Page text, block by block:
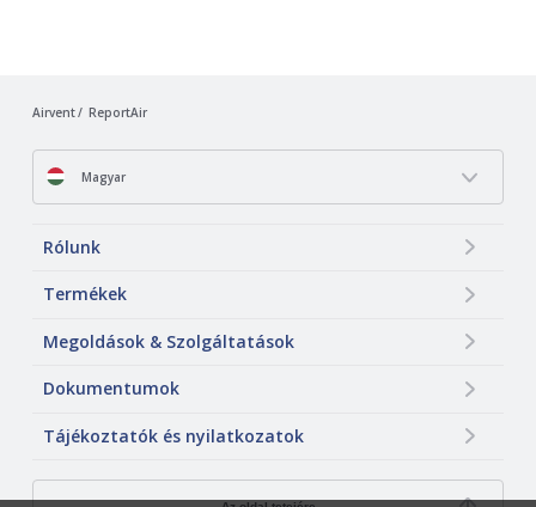
Airvent ReportAir
Magyar
Rólunk
Termékek
Megoldások & Szolgáltatások
Dokumentumok
Tájékoztatók és nyilatkozatok